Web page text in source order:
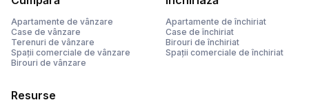
Apartamente de vânzare
Case de vânzare
Terenuri de vânzare
Spații comerciale de vânzare
Birouri de vânzare
Apartamente de închiriat
Case de închiriat
Birouri de închiriat
Spații comerciale de închiriat
Resurse